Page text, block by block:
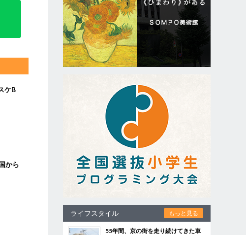
ケB
から
ライフスタイル もっと見る
55年間、京の街を走り続けてきた車